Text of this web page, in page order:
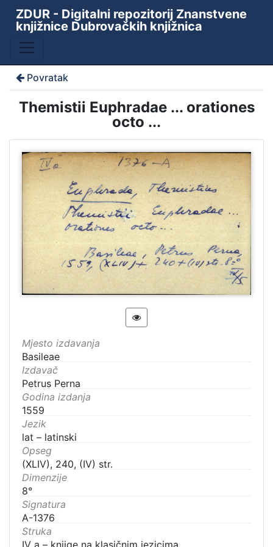
ZDUR - Digitalni repozitorij Znanstvene
knjižnice Dubrovačkih knjižnica
Povratak
Themistii Euphradae ... orationes
octo ...
Mjesto izdavanja
Basileae
Izdavač
Petrus Perna
Godina izdanja
1559
Jezik
lat – latinski
Opseg
(XLIV), 240, (IV) str.
Dimenzije
8°
Signatura
A-1376
Struka
IV a – knjige na klasičnim jezicima